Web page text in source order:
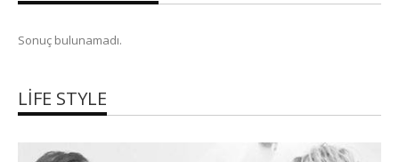
Sonuç bulunamadı.
LIFE STYLE